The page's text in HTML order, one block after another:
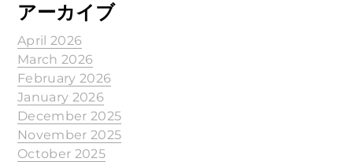
アーカイブ
April 2026
March 2026
February 2026
January 2026
December 2025
November 2025
October 2025